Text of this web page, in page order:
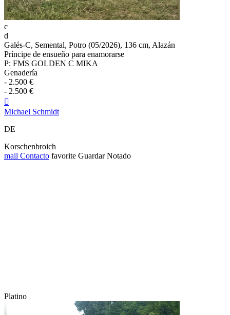
c
d
Galés-C, Semental, Potro (05/2026), 136 cm, Alazán
Príncipe de ensueño para enamorarse
P: FMS GOLDEN C MIKA
Genadería
- 2.500 €
- 2.500 €

Michael Schmidt
DE
Korschenbroich
mail Contacto favorite Guardar Notado
Platino